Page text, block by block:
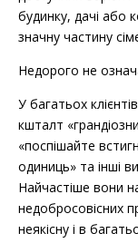
будинку, дачі або
значну частину
Недорого не
У багатьох
кшталт
«поспішайте
одиниць» та інші
Найчастіше вони
недобросовісних
неякісну і в